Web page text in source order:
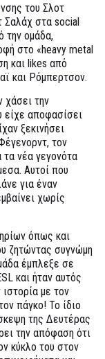
του Σλοτ
Σαλάχ στα social
την ομάδα,
στο «heavy metal
και likes από
και Ρόμπερτσον.
χάσει την
είχε αποφασίσει
ξεκινήσει
τον
νέα γεγονότα
Αυτοί που
για έναν
χωρίς
όπως και
ζητώντας συγνώμη
έμπλεξε σε
και ήταν αυτός
με τον
πάγκο! Το ίδιο
της Δευτέρας
την απόφαση ότι
κύκλο του στον